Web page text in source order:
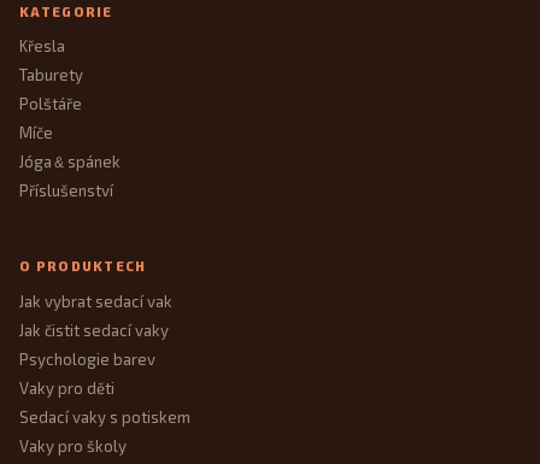
KATEGORIE
Křesla
Taburety
Polštáře
Míče
Jóga&spánek
Příslušenství
O PRODUKTECH
Jak vybrat sedací vak
Jak čistit sedací vaky
Psychologie barev
Vaky pro děti
Sedací vaky s potiskem
Vaky pro školy